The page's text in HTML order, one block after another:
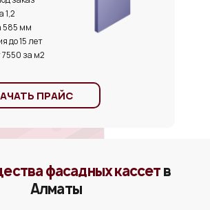
до 15 лет
за м2
585 мм
1,2
ПРАЙС
фасадных кассетв
Алматы